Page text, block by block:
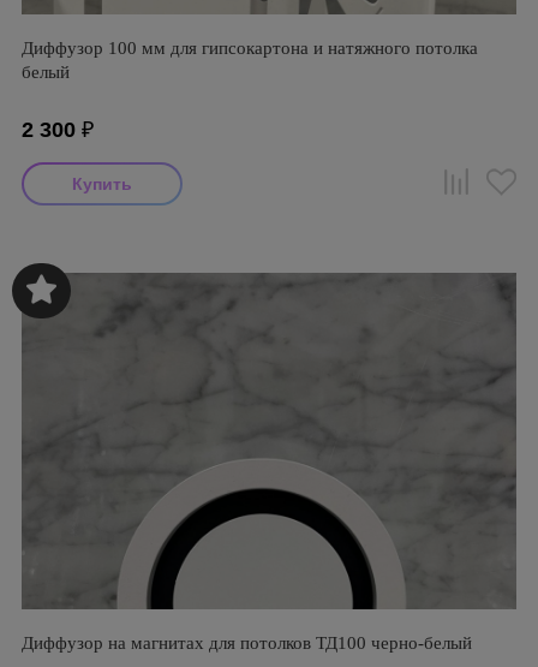
Диффузор 100 мм для гипсокартона и натяжного потолка
белый
2 300 ₽
Диффузор на магнитах для потолков ТД100 черно-белый